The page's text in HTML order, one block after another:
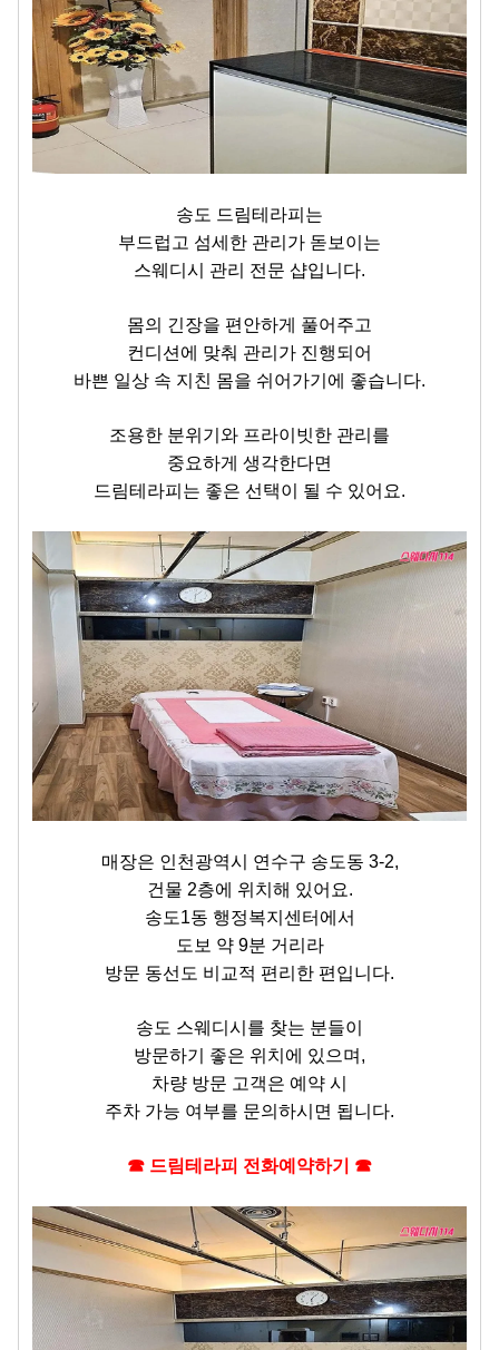
송도 드림테라피는
부드럽고 섬세한 관리가 돋보이는
스웨디시 관리 전문 샵입니다.
몸의 긴장을 편안하게 풀어주고
컨디션에 맞춰 관리가 진행되어
바쁜 일상 속 지친 몸을 쉬어가기에 좋습니다.
조용한 분위기와 프라이빗한 관리를
중요하게 생각한다면
드림테라피는 좋은 선택이 될 수 있어요.
매장은 인천광역시 연수구 송도동 3-2,
건물 2층에 위치해 있어요.
송도1동 행정복지센터에서
도보 약 9분 거리라
방문 동선도 비교적 편리한 편입니다.
송도 스웨디시를 찾는 분들이
방문하기 좋은 위치에 있으며,
차량 방문 고객은 예약 시
주차 가능 여부를 문의하시면 됩니다.
☎ 드림테라피 전화예약하기 ☎